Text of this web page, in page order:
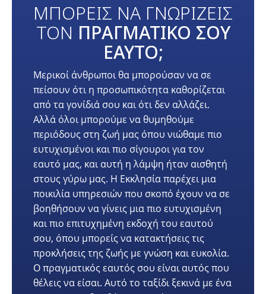
ΜΠΟΡΕΙΣ ΝΑ ΓΝΩΡΙΖΕΙΣ
ΤΟΝ ΠΡΑΓΜΑΤΙΚΟ ΣΟΥ
ΕΑΥΤΟ;
Μερικοί άνθρωποι θα μπορούσαν να σε
πείσουν ότι η προσωπικότητα καθορίζεται
από τα γονίδιά σου και ότι δεν αλλάζει.
Αλλά όλοι μπορούμε να θυμηθούμε
περιόδους στη ζωή μας όπου νιώθαμε πιο
ευτυχισμένοι και πιο σίγουροι για τον
εαυτό μας, και αυτή η λάμψη ήταν αισθητή
στους γύρω μας. Η Εκκλησία παρέχει μια
ποικιλία υπηρεσιών που σκοπό έχουν να σε
βοηθήσουν να γίνεις μια πιο ευτυχισμένη
και πιο επιτυχημένη εκδοχή του εαυτού
σου, όπου μπορείς να κατακτήσεις τις
προκλήσεις της ζωής με γνώση και ευκολία.
Ο πραγματικός εαυτός σου είναι αυτός που
θέλεις να είσαι. Αυτό το ταξίδι ξεκινά με ένα